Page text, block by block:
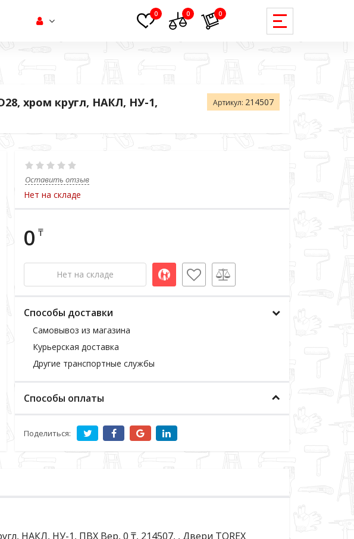
0 0 0
хром кругл, НАКЛ, НУ-1,
Артикул: 214507
Оставить отзыв
Нет на складе
0 ₸
Нет на складе
Способы доставки
Самовывоз из магазина
Курьерская доставка
Другие транспортные службы
Способы оплаты
Поделиться:
НАКЛ, НУ-1, ПВХ Вер, 0 ₸, 214507, , Двери TOREX